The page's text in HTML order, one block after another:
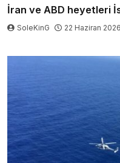
İran ve ABD heyetleri
SoleKinG 22 Haziran 2026